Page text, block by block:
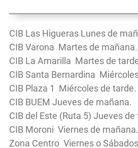
CIB Las Higueras Lunes de
CIB Varona Martes de mañana.
CIB La Amarilla Martes de
CIB Santa Bernardina
CIB Plaza 1 Miércoles de tarde.
CIB BUEM Jueves de mañana.
CIB del Este (Ruta 5) Jueves de
CIB Moroni Viernes de mañana.
Zona Centro Viernes o